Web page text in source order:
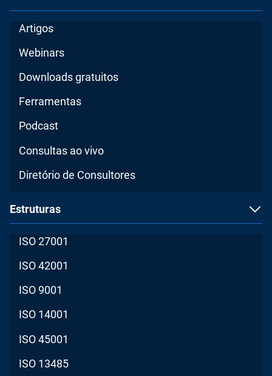
Artigos
Webinars
Downloads gratuitos
Ferramentas
Podcast
Consultas ao vivo
Diretório de Consultores
Estruturas
ISO 27001
ISO 42001
ISO 9001
ISO 14001
ISO 45001
ISO 13485